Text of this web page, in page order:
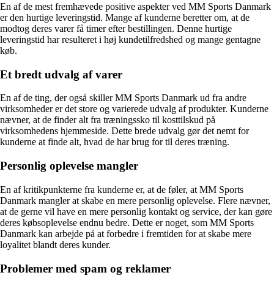
En af de mest fremhævede positive aspekter ved MM Sports Danmark
er den hurtige leveringstid. Mange af kunderne beretter om, at de
modtog deres varer få timer efter bestillingen. Denne hurtige
leveringstid har resulteret i høj kundetilfredshed og mange gentagne
køb.
Et bredt udvalg af varer
En af de ting, der også skiller MM Sports Danmark ud fra andre
virksomheder er det store og varierede udvalg af produkter. Kunderne
nævner, at de finder alt fra træningssko til kosttilskud på
virksomhedens hjemmeside. Dette brede udvalg gør det nemt for
kunderne at finde alt, hvad de har brug for til deres træning.
Personlig oplevelse mangler
En af kritikpunkterne fra kunderne er, at de føler, at MM Sports
Danmark mangler at skabe en mere personlig oplevelse. Flere nævner,
at de gerne vil have en mere personlig kontakt og service, der kan gøre
deres købsoplevelse endnu bedre. Dette er noget, som MM Sports
Danmark kan arbejde på at forbedre i fremtiden for at skabe mere
loyalitet blandt deres kunder.
Problemer med spam og reklamer